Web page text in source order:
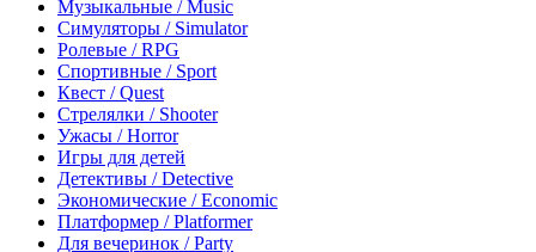
Музыкальные / Music
Симуляторы / Simulator
Ролевые / RPG
Спортивные / Sport
Квест / Quest
Стрелялки / Shooter
Ужасы / Horror
Игры для детей
Детективы / Detective
Экономические / Economic
Платформер / Platformer
Для вечеринок / Party